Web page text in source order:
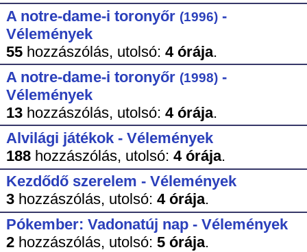
A notre-dame-i toronyőr (1996)-
Vélemények
55hozzászólás, utolsó: 4 órája.
A notre-dame-i toronyőr (1998)-
Vélemények
13hozzászólás, utolsó: 4 órája.
Alvilági játékok - Vélemények
188hozzászólás, utolsó: 4 órája.
Kezdődő szerelem - Vélemények
3hozzászólás, utolsó: 4 órája.
Pókember: Vadonatúj nap - Vélemények
2hozzászólás, utolsó: 5 órája.